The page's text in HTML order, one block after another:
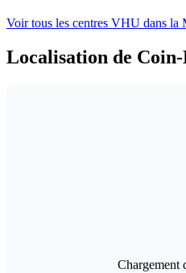
Voir tous les centres VHU dans la
Localisation de
Chargement